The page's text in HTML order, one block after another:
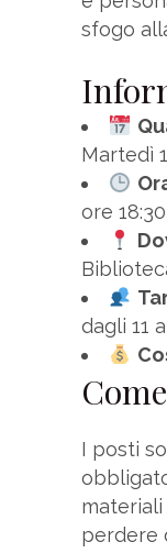
sfogo
Martedì
ore 18:30
dagli 11
I posti
perdere